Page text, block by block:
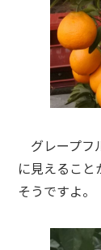
グレープフ
に見えるこ
そうですよ。